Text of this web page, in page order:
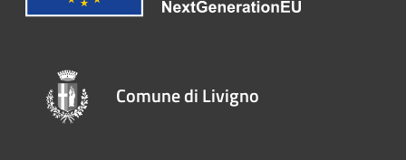
Comune di Livigno